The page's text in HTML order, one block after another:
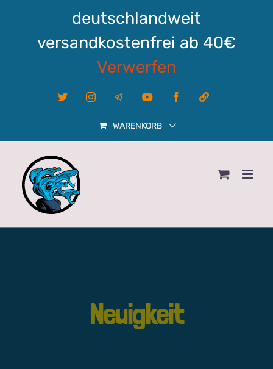
deutschlandweit
versandkostenfrei ab 40€
Verwerfen
X InstagramTelegram YouTube FacebookLinktree
WARENKORB
Neuigkeit